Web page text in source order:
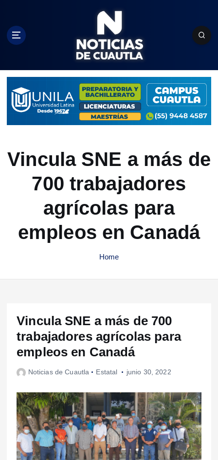
c
Vincula SNE a más de
700 trabajadores
agrícolas para
empleos en Canadá
Home
Vincula SNE a más de 700
trabajadores agrícolas para
empleos en Canadá
Noticias de Cuautla Estatal junio 30, 2022